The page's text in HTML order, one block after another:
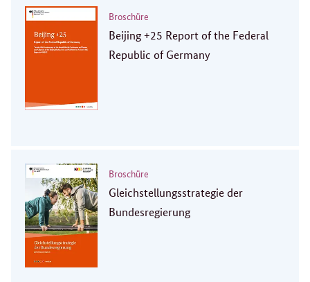
Broschüre
Beijing +25 Report of the Federal
Republic of Germany
Broschüre
Gleichstellungsstrategie der
Bundesregierung